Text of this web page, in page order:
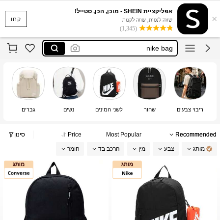
קחו ×
אפליקציית SHEIN - מוכן, הכן, סטייל!
שווה לנסות, שווה לקנות
(1,345)
شنط رياضيه اديدس للاطفال
brand outlet
nike bag
adidas bag
شنط رياضيه اديدس للاطفال
brand outlet
ריבוי צבעים שחור לשני המינים נשים גברים
Recommended
Most Popular
Price סינון
מותג צבע מין הרכב בד חומר